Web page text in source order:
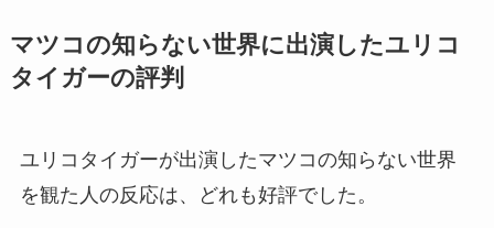
マツコの知らない世界に出演したユリコ
タイガーの評判
ユリコタイガーが出演したマツコの知らない世界
を観た人の反応は、どれも好評でした。